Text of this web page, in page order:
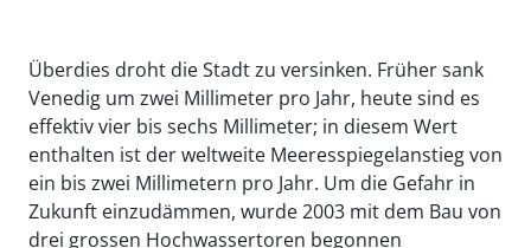
Überdies droht die Stadt zu versinken. Früher sank
Venedig um zwei Millimeter pro Jahr, heute sind es
effektiv vier bis sechs Millimeter; in diesem Wert
enthalten ist der weltweite Meeresspiegelanstieg von
ein bis zwei Millimetern pro Jahr. Um die Gefahr in
Zukunft einzudämmen, wurde 2003 mit dem Bau von
drei grossen Hochwassertoren begonnen